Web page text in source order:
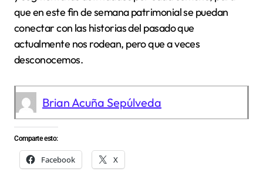
que en este fin de semana patrimonial se puedan
conectar con las historias del pasado que
actualmente nos rodean, pero que a veces
desconocemos.
Brian Acuña Sepúlveda
Comparte esto:
Facebook X